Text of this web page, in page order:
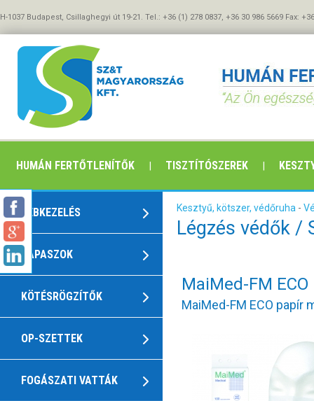
H-1037 Budapest, Csillaghegyi út 19-21. Tel.: +36 (1) 278 0837, +36 30 986 5669 Fax:
HUMÁN FERTŐTLENÍTŐK TISZTÍTÓSZEREK
SEBKEZELÉS
TAPASZOK
KÖTÉSRÖGZÍTŐK
OP-SZETTEK
FOGÁSZATI VATTÁK
Kesztyű, kötszer, védőruha -
Légzés védők /
MaiMed-FM
MaiMed-FM ECO papír